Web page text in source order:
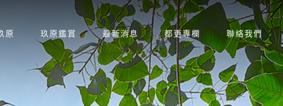
原 玖原鑑賞 最新消息 都更專欄 聯絡我們